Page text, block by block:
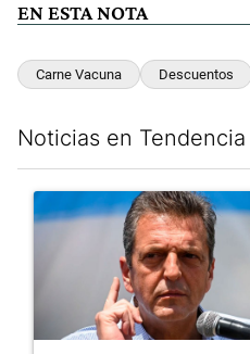
EN ESTA NOTA
Carne Vacuna Descuentos
Noticias en Tendencia
Un artículo de tendencia